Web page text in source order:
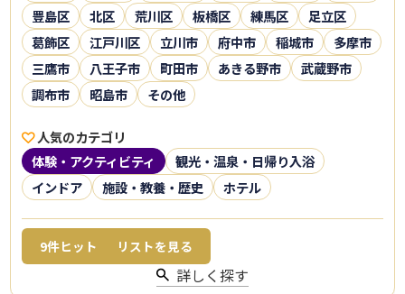
豊島区
北区 荒川区 板橋区 練馬区
足立区
葛飾区
江戸川区 立川市 府中市 稲城市
多摩市
三鷹市
八王子市 町田市 あきる野市
武蔵野市
調布市
昭島市 その他
人気のカテゴリ
体験・アクティビティ
観光・温泉・日帰り入浴
インドア
施設・教養・歴史 ホテル
9件ヒット リストを見る
詳しく探す